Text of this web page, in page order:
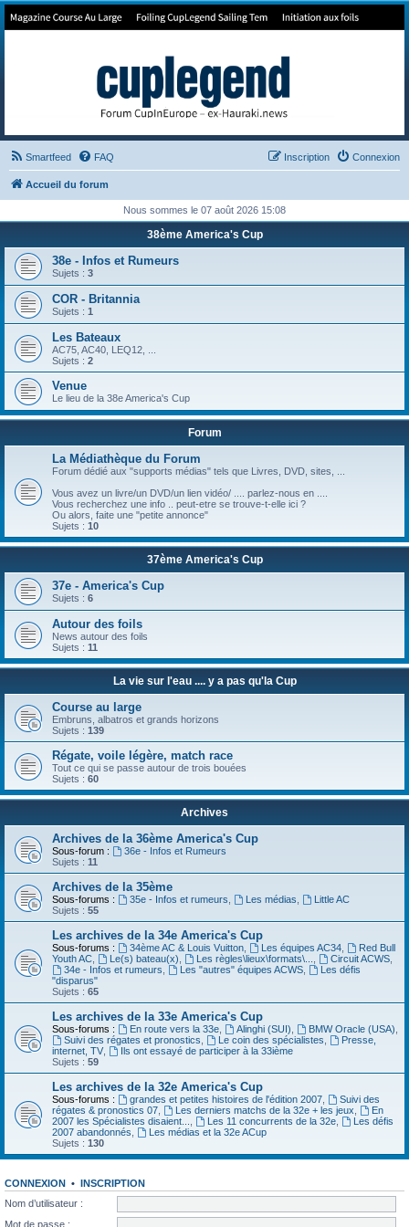
Forum de Cup In Europe
Smartfeed FAQ Connexion
Inscription
Accueil du forum
Nous sommes le 07 août 2026 15:08
38ème America's Cup
38e - Infos et Rumeurs
Sujets : 3
COR - Britannia
Sujets : 1
Les Bateaux
AC75, AC40, LEQ12, ...
Sujets : 2
Venue
Le lieu de la 38e America's Cup
Forum
La Médiathèque du Forum
Forum dédié aux "supports médias" tels que Livres, DVD, sites, ...
Vous avez un livre/un DVD/un lien vidéo/ .... parlez-nous en ....
Vous recherchez une info .. peut-etre se trouve-t-elle ici ?
Ou alors, faite une "petite annonce"
Sujets : 10
37ème America's Cup
37e - America's Cup
Sujets : 6
Autour des foils
News autour des foils
Sujets : 11
La vie sur l'eau .... y a pas qu'la Cup
Course au large
Embruns, albatros et grands horizons
Sujets : 139
Régate, voile légère, match race
Tout ce qui se passe autour de trois bouées
Sujets : 60
Archives
Archives de la 36ème America's Cup
Sous-forum :
36e - Infos et Rumeurs
Sujets : 11
Archives de la 35ème
Sous-forums : 35e - Infos et rumeurs, Les médias,
Little AC
Sujets : 55
Les archives de la 34e America's Cup
Sous-forums : 34ème AC & Louis Vuitton, Les équipes AC34,
Red Bull
Youth AC, Le(s) bateau(x), Les règles\lieux\formats\..., Circuit ACWS,
34e - Infos et rumeurs, Les "autres" équipes ACWS,
Les défis
"disparus"
Sujets : 65
Les archives de la 33e America's Cup
Sous-forums : En route vers la 33e, Alinghi (SUI), BMW Oracle (USA),
Suivi des régates et pronostics, Le coin des spécialistes,
Presse,
internet, TV,
Ils ont essayé de participer à la 33ième
Sujets : 59
Les archives de la 32e America's Cup
Sous-forums : grandes et petites histoires de l'édition 2007,
Suivi des
régates & pronostics 07, Les derniers matchs de la 32e + les jeux,
En
2007 les Spécialistes disaient..., Les 11 concurrents de la 32e,
Les défis
2007 abandonnés,
Les médias et la 32e ACup
Sujets : 130
CONNEXION •
INSCRIPTION
Nom d’utilisateur :
Mot de passe :